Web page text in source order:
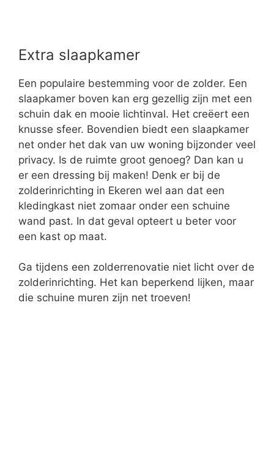
er een dressing bij maken! Denk er bij de
zolderinrichting in Ekeren wel aan dat een
kledingkast niet zomaar onder een schuine
wand past. In dat geval opteert u beter voor
een kast op maat.
Ga tijdens een zolderrenovatie niet licht over de
zolderinrichting. Het kan beperkend lijken, maar
die schuine muren zijn net troeven!